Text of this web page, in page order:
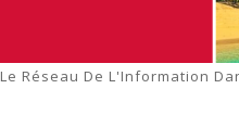
Le Réseau De L'Information